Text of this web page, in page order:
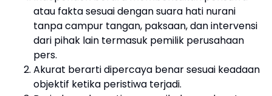
atau fakta sesuai dengan suara hati nurani
tanpa campur tangan, paksaan, dan intervensi
dari pihak lain termasuk pemilik perusahaan
pers.
Akurat berarti dipercaya benar sesuai keadaan
objektif ketika peristiwa terjadi.